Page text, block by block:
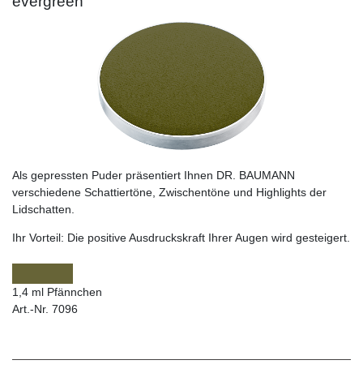
Als gepressten Puder präsentiert Ihnen DR. BAUMANN
verschiedene Schattiertöne, Zwischentöne und Highlights der
Lidschatten.
Ihr Vorteil: Die positive Ausdruckskraft Ihrer Augen wird gesteigert.
1,4 ml Pfännchen
Art.-Nr. 7096